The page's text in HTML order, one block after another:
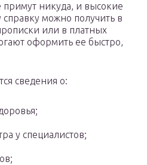
никуда, и высокие
справку можно получить в
или в платных
оформить ее быстро,
сведения о:
у специалистов;